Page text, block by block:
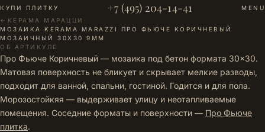
КУПИ ПЛИТКУ +7 (495) 204-14-41
MENU
← КЕРАМА МАРАЦЦИ ·
МОЗАИКА KERAMA MARAZZI ПРО ФЬЮЧЕ КОРИЧНЕВЫЙ
МОЗАИЧНЫЙ 30X30 9ММ
ОБ АРТИКУЛЕ
Про Фьюче Коричневый — мозаика под бетон формата 30×30.
Матовая поверхность не бликует и скрывает мелкие разводы,
подходит для ванной, спальни, гостиной. Годится и для пола.
Морозостойкяя — выдерживает улицу и неотапливаемые
помещения. Соседние форматы и поверхности — Про Фьюче
плитка.